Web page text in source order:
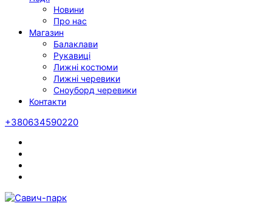
Новини
Про нас
Магазин
Балаклави
Рукавиці
Лижні костюми
Лижні черевики
Сноуборд черевики
Контакти
+380634590220